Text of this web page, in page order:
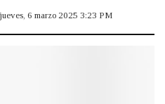
jueves, 6 marzo 2025 3:23 PM